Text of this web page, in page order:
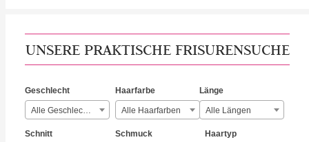
UNSERE PRAKTISCHE FRISURENSUCHE
Geschlecht
Alle Geschlechter
Haarfarbe
Alle Haarfarben
Länge
Alle Längen
Schnitt Schmuck Haartyp